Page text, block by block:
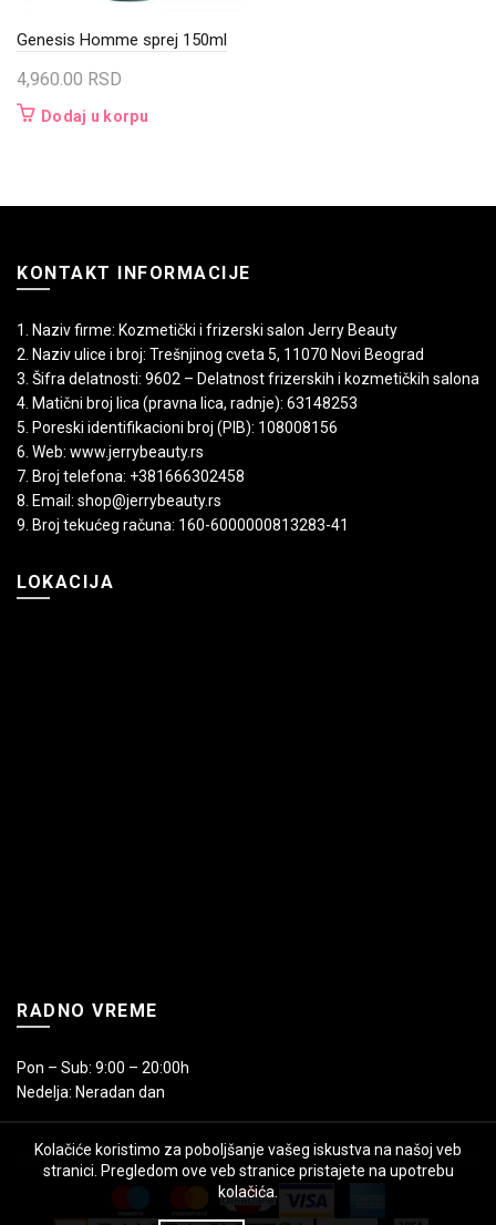
Genesis Homme sprej 150ml
4,960.00 RSD
Dodaj u korpu
KONTAKT INFORMACIJE
1. Naziv firme: Kozmetički i frizerski salon Jerry Beauty
2. Naziv ulice i broj: Trešnjinog cveta 5, 11070 Novi Beograd
3. Šifra delatnosti: 9602 – Delatnost frizerskih i kozmetičkih salona
4. Matični broj lica (pravna lica, radnje): 63148253
5. Poreski identifikacioni broj (PIB): 108008156
6. Web: www.jerrybeauty.rs
7. Broj telefona: +381666302458
8. Email: shop@jerrybeauty.rs
9. Broj tekućeg računa: 160-6000000813283-41
LOKACIJA
RADNO VREME
Pon – Sub: 9:00 – 20:00h
Nedelja: Neradan dan
Kolačiće koristimo za poboljšanje vašeg iskustva na našoj veb
stranici. Pregledom ove veb stranice pristajete na upotrebu
kolačića.